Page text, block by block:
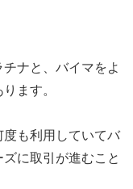
ナと、バイマをよ
ます。
も利用していてバ
に取引が進むこと